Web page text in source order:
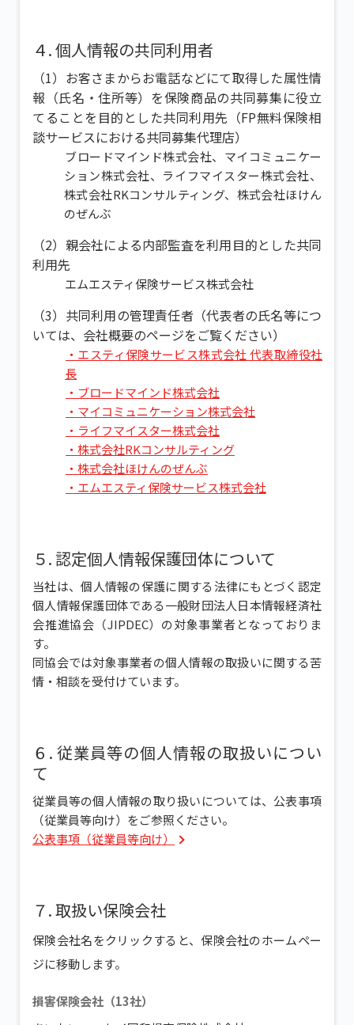
４. 個人情報の共同利用者
（1）お客さまからお電話などにて取得した属性情
報（氏名・住所等）を保険商品の共同募集に役立
てることを目的とした共同利用先（FP無料保険相
談サービスにおける共同募集代理店）
ブロードマインド株式会社、マイコミュニケー
ション株式会社、ライフマイスター株式会社、
株式会社RKコンサルティング、株式会社ほけん
のぜんぶ
（2）親会社による内部監査を利用目的とした共同
利用先
エムエスティ保険サービス株式会社
（3）共同利用の管理責任者（代表者の氏名等につ
いては、会社概要のページをご覧ください）
・エスティ保険サービス株式会社 代表取締役社
長
・ブロードマインド株式会社
・マイコミュニケーション株式会社
・ライフマイスター株式会社
・株式会社RKコンサルティング
・株式会社ほけんのぜんぶ
・エムエスティ保険サービス株式会社
５. 認定個人情報保護団体について
当社は、個人情報の保護に関する法律にもとづく認定
個人情報保護団体である一般財団法人日本情報経済社
会推進協会（JIPDEC）の対象事業者となっておりま
す。
同協会では対象事業者の個人情報の取扱いに関する苦
情・相談を受付けています。
６. 従業員等の個人情報の取扱いについ
て
従業員等の個人情報の取り扱いについては、公表事項
（従業員等向け）をご参照ください。
公表事項（従業員等向け）
７. 取扱い保険会社
保険会社名をクリックすると、保険会社のホームペー
ジに移動します。
損害保険会社（13社）